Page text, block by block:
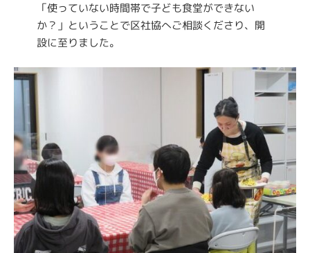
「使っていない時間帯で子ども食堂ができない
か？」ということで区社協へご相談くださり、開
設に至りました。